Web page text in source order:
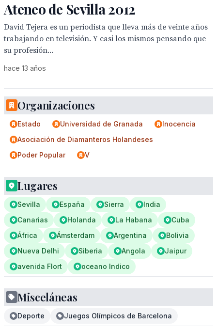
Ateneo de Sevilla 2012
David Tejera es un periodista que lleva más de veinte años
trabajando en televisión. Y casi los mismos pensando que
su profesión...
hace 13 años
Organizaciones
Estado Universidad de Granada
Inocencia
Asociación de Diamanteros Holandeses
Poder Popular
V
Lugares
Sevilla España Sierra
India
Canarias
Holanda La Habana
Cuba
África
Ámsterdam Argentina
Bolivia
Nueva Delhi
Siberia Angola
Jaipur
avenida Flort
oceano Indico
Misceláneas
Deporte Juegos Olímpicos de Barcelona